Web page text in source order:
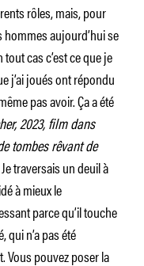
rôles, mais, pour
hommes aujourd’hui se
cas c’est ce que je
j’ai joués ont répondu
pas avoir. Ça a été
2023, film dans
tombes rêvant de
Je traversais un deuil à
à mieux le
parce qu’il touche
qui n’a pas été
Vous pouvez poser la